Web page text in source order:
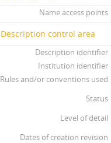
Name access points
Description control area
Description identifier
Institution identifier
Rules and/or conventions used
Status
Level of detail
Dates of creation revision